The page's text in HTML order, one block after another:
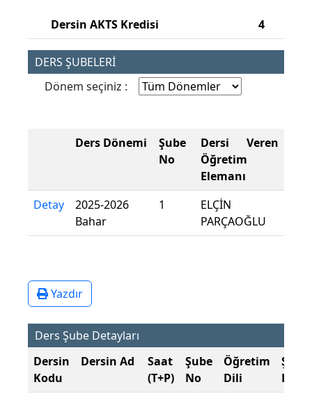
Dersin AKTS Kredisi 4
DERS ŞUBELERİ
Dönem seçiniz :
Ders Dönemi
Şube
No
Dersi Veren
Öğretim
Elemanı
Detay
2025-2026
Bahar
1
ELÇİN
PARÇAOĞLU
Yazdır
Ders Şube Detayları
Dersin
Kodu
Dersin Ad
Saat
(T+P)
Şube
No
Öğretim
Dili
Şube